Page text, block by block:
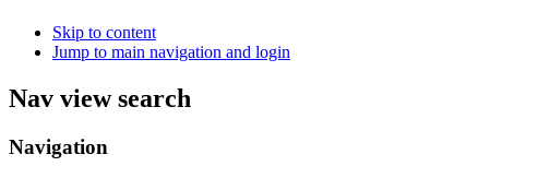
Skip to content
Jump to main navigation and login
Nav view search
Navigation